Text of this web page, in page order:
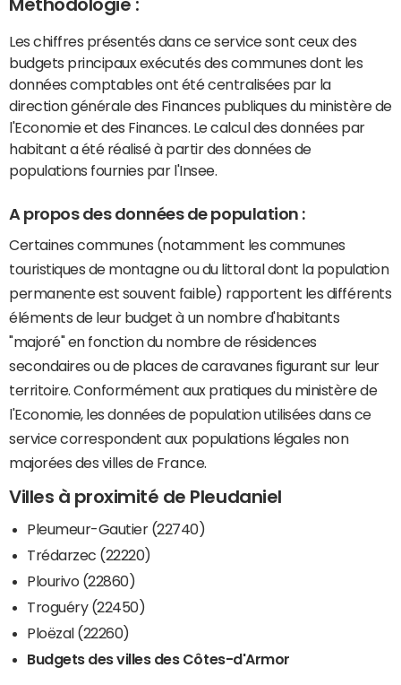
Méthodologie :
Les chiffres présentés dans ce service sont ceux des
budgets principaux exécutés des communes dont les
données comptables ont été centralisées par la
direction générale des Finances publiques du ministère de
l'Economie et des Finances. Le calcul des données par
habitant a été réalisé à partir des données de
populations fournies par l'Insee.
A propos des données de population :
Certaines communes (notamment les communes
touristiques de montagne ou du littoral dont la population
permanente est souvent faible) rapportent les différents
éléments de leur budget à un nombre d'habitants
"majoré" en fonction du nombre de résidences
secondaires ou de places de caravanes figurant sur leur
territoire. Conformément aux pratiques du ministère de
l'Economie, les données de population utilisées dans ce
service correspondent aux populations légales non
majorées des villes de France.
Villes à proximité de Pleudaniel
Pleumeur-Gautier (22740)
Trédarzec (22220)
Plourivo (22860)
Troguéry (22450)
Ploëzal (22260)
Budgets des villes des Côtes-d'Armor